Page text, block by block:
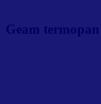
Geam